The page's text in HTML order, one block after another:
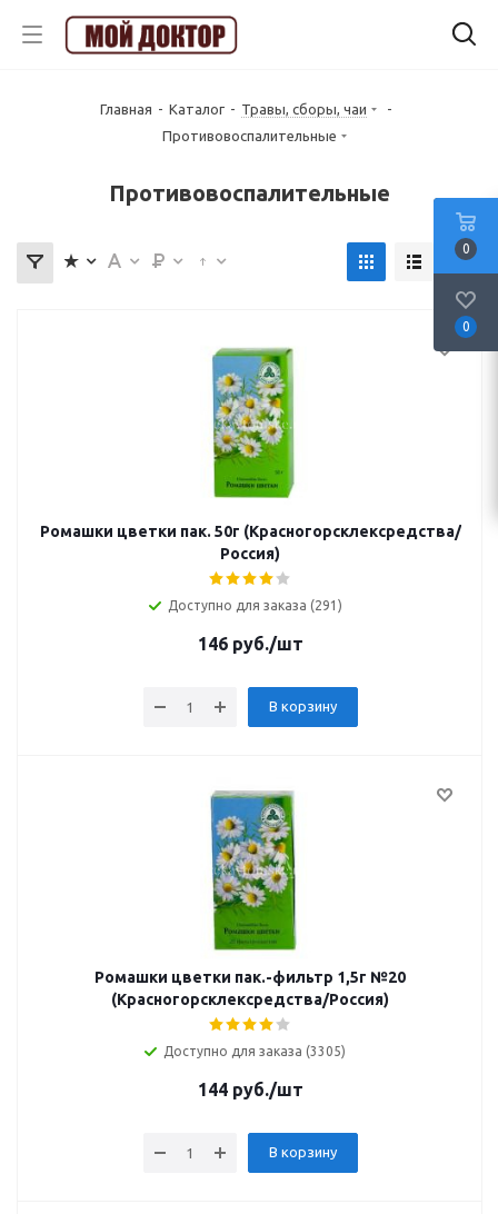
Главная - Каталог - Травы, сборы, чаи
-
Противовоспалительные
Противовоспалительные
Ромашки цветки пак. 50г (Красногорсклексредства/
Россия)
Доступно для заказа (291)
146руб./шт
В корзину
Ромашки цветки пак.-фильтр 1,5г №20
(Красногорсклексредства/Россия)
Доступно для заказа (3305)
144руб./шт
В корзину
0
0